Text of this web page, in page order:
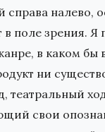
справа налево,
в поле зрения. Я
в каком бы
ни
театральный
свои